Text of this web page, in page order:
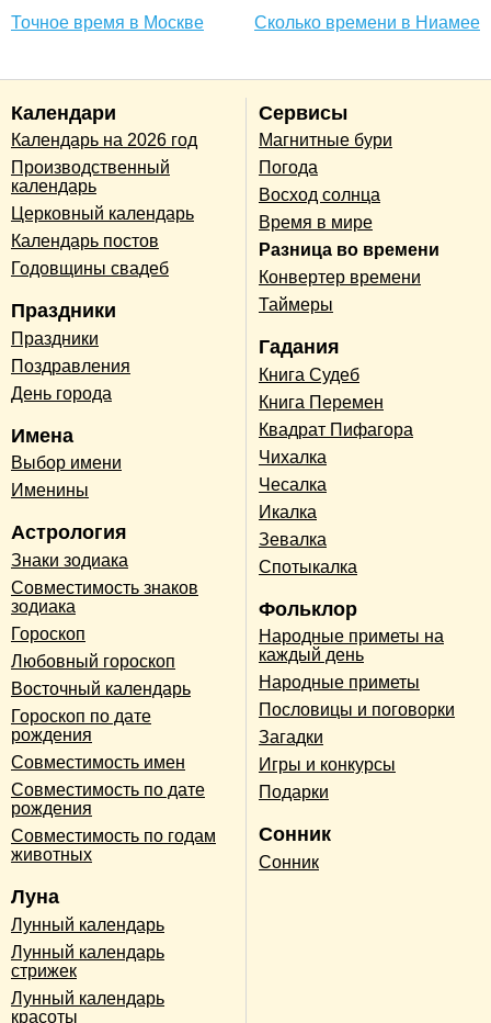
Точное время в Москве Сколько времени в Ниамее
Календари
Календарь на 2026 год
Производственный
календарь
Церковный календарь
Календарь постов
Годовщины свадеб
Праздники
Праздники
Поздравления
День города
Имена
Выбор имени
Именины
Астрология
Знаки зодиака
Совместимость знаков
зодиака
Гороскоп
Любовный гороскоп
Восточный календарь
Гороскоп по дате
рождения
Совместимость имен
Совместимость по дате
рождения
Совместимость по годам
животных
Луна
Лунный календарь
Лунный календарь
стрижек
Лунный календарь
красоты
Сервисы
Магнитные бури
Погода
Восход солнца
Время в мире
Разница во времени
Конвертер времени
Таймеры
Гадания
Книга Судеб
Книга Перемен
Квадрат Пифагора
Чихалка
Чесалка
Икалка
Зевалка
Спотыкалка
Фольклор
Народные приметы на
каждый день
Народные приметы
Пословицы и поговорки
Загадки
Игры и конкурсы
Подарки
Сонник
Сонник